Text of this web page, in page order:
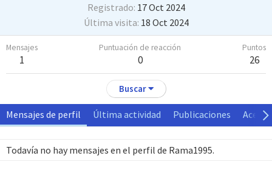
Registrado 17 Oct 2024
Última visita 18 Oct 2024
Mensajes
1
Puntuación de reacción
0
Puntos
26
Buscar
Mensajes de perfil Última actividad Publicaciones Acerca
Todavía no hay mensajes en el perfil de Rama1995.